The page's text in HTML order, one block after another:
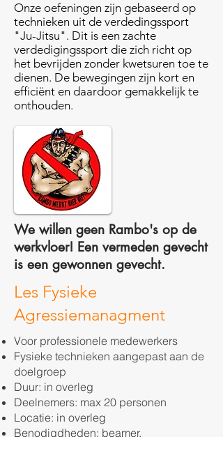
Onze oefeningen zijn gebaseerd op
technieken uit de verdedingssport
"Ju-Jitsu". Dit is een zachte
verdedigingssport die zich richt op
het bevrijden zonder kwetsuren toe te
dienen. De bewegingen zijn kort en
efficiënt en daardoor gemakkelijk te
onthouden.
We willen geen Rambo's op de
werkvloer! Een vermeden gevecht
is een gewonnen gevecht.
Les Fysieke
Agressiemanagment
Voor professionele medewerkers
Fysieke technieken aangepast aan de
doelgroep
Duur: in overleg
Deelnemers: max 20 personen
Locatie: in overleg
Benodigdheden: beamer,